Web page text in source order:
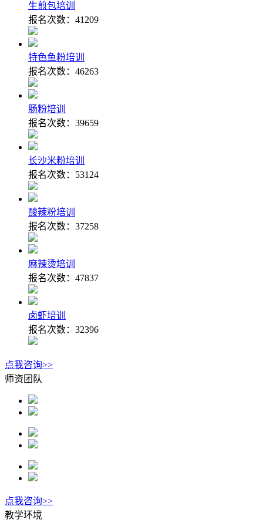
生煎包培训
报名次数： 41209
特色鱼粉培训
报名次数： 46263
肠粉培训
报名次数： 39659
长沙米粉培训
报名次数： 53124
酸辣粉培训
报名次数： 37258
麻辣烫培训
报名次数： 47837
卤虾培训
报名次数： 32396
点我咨询>>
师资团队
点我咨询>>
教学环境